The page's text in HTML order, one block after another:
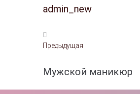
admin_new
Предыдущая
Мужской маникюр